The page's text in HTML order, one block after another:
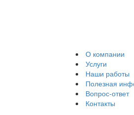
О компании
Услуги
Наши работы
Полезная
Вопрос-ответ
Контакты